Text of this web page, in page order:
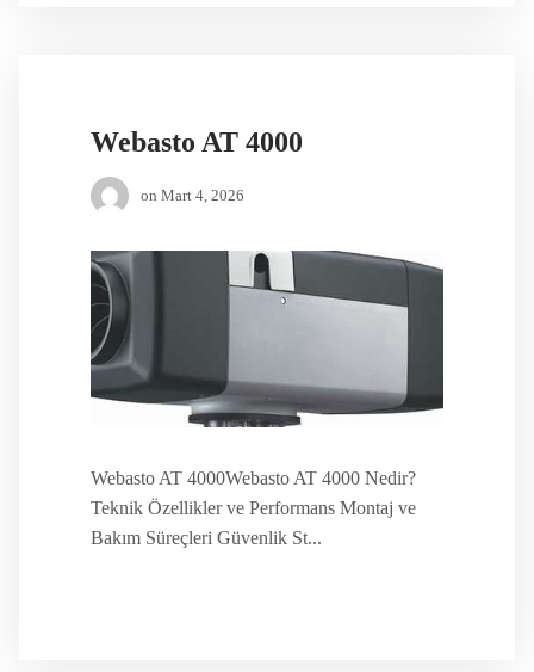
Webasto AT 4000
on Mart 4, 2026
Webasto AT 4000Webasto AT 4000 Nedir?
Teknik Özellikler ve Performans Montaj ve
Bakım Süreçleri Güvenlik St...